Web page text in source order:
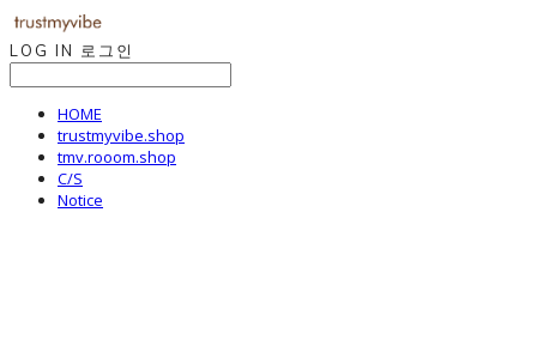
LOG IN 로그인
HOME
trustmyvibe.shop
tmv.rooom.shop
C/S
Notice